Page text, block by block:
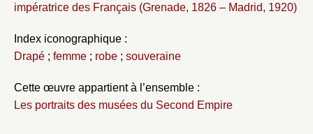
impératrice des Français (Grenade, 1826 – Madrid, 1920)
Index iconographique :
Drapé ; femme ; robe ; souveraine
Cette œuvre appartient à l’ensemble :
Les portraits des musées du Second Empire